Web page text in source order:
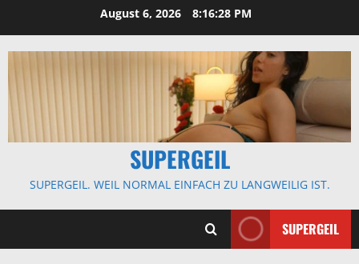
content
August 6, 2026 8:16:29 PM
SUPERGEIL
SUPERGEIL. WEIL NORMAL EINFACH ZU LANGWEILIG IST.
SUPERGEIL